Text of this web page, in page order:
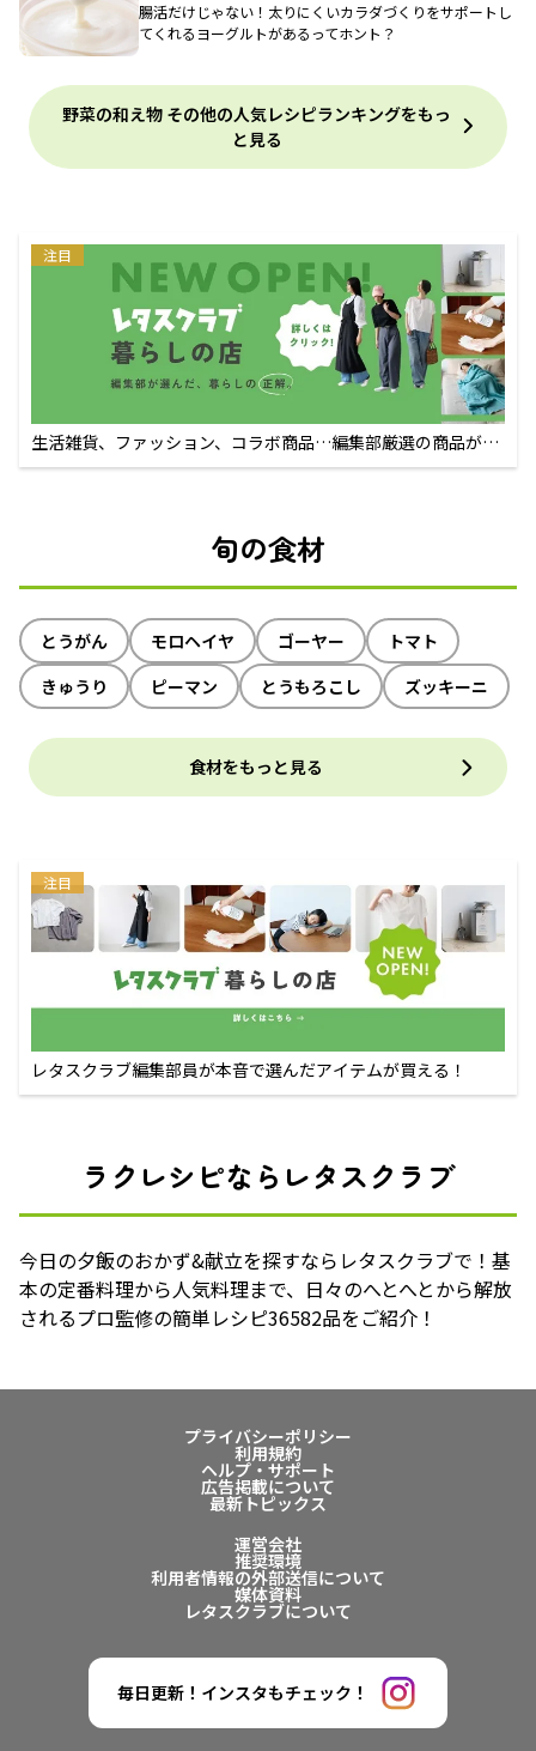
腸活だけじゃない！太りにくいカラダづくりをサポートし
てくれるヨーグルトがあるってホント？
野菜の和え物 その他の人気レシピランキングをもっ
と見る
注目
生活雑貨、ファッション、コラボ商品…編集部厳選の商品が買
えるECサイト
旬の食材
とうがん モロヘイヤ ゴーヤー
トマト
きゅうり
ピーマン とうもろこし ズッキーニ
食材をもっと見る
注目
レタスクラブ編集部員が本音で選んだアイテムが買える！
ラクレシピならレタスクラブ
今日の夕飯のおかず&献立を探すならレタスクラブで！基
本の定番料理から人気料理まで、日々のへとへとから解放
されるプロ監修の簡単レシピ36582品をご紹介！
プライバシーポリシー
利用規約
ヘルプ・サポート
広告掲載について
最新トピックス
運営会社
推奨環境
利用者情報の外部送信について
媒体資料
レタスクラブについて
毎日更新！インスタもチェック！